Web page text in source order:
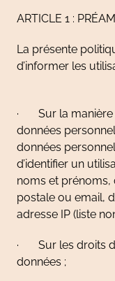
ARTICLE 1 :
La présente
d’informer les
· Sur la manière
données
données
d’identifier un
noms et prénoms,
postale ou email,
adresse IP (liste
· Sur les droits
données ;